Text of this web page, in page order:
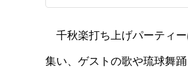
千秋楽打ち上げパーティ
集い、ゲストの歌や琉球舞